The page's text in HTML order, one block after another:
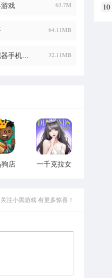
戏 63.7M
64.11MB
烹饪厨房模拟器手机版v1.2 安卓版 32.11MB
店
一千克拉女
关注小黑游戏 有更多惊喜！
10